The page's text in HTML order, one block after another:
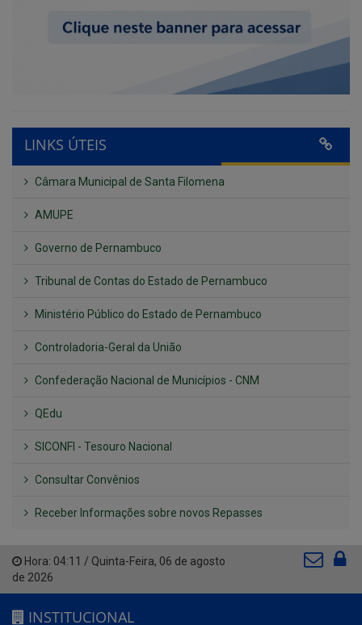
LINKS ÚTEIS
Câmara Municipal de Santa Filomena
AMUPE
Governo de Pernambuco
Tribunal de Contas do Estado de Pernambuco
Ministério Público do Estado de Pernambuco
Controladoria-Geral da União
Confederação Nacional de Municípios - CNM
QEdu
SICONFI - Tesouro Nacional
Consultar Convênios
Receber Informações sobre novos Repasses
Hora: 04:11 / Quinta-Feira, 06 de agosto
de 2026
INSTITUCIONAL